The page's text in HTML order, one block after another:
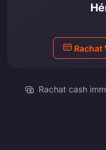
Rachat
Rachat cash